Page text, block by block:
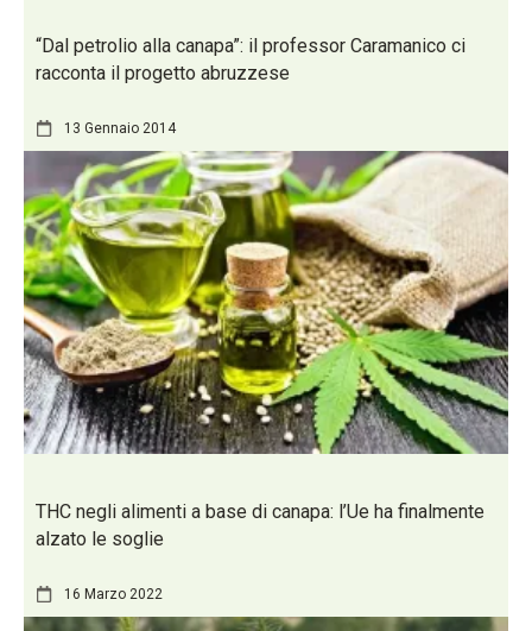
“Dal petrolio alla canapa”: il professor Caramanico ci
racconta il progetto abruzzese
13 Gennaio 2014
THC negli alimenti a base di canapa: l’Ue ha finalmente
alzato le soglie
16 Marzo 2022